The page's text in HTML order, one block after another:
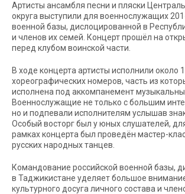
Артисты ансамбля песни и пляски
округа выступили для военнослужащих
военной базы, дислоцированной в
и членов их семей. Концерт прошёл на
перед клубом воинской части.
В ходе концерта артисты исполнили около
хореографических номеров, часть из
исполнена под аккомпанемент
Военнослужащие не только с большим
но и подпевали исполнителям услышав
Особый восторг был у юных слушателей,
рамках концерта был проведён мастер-
русских народных танцев.
Командование российской военной базы,
в Таджикистане уделяет большое
культурного досуга личного состава и